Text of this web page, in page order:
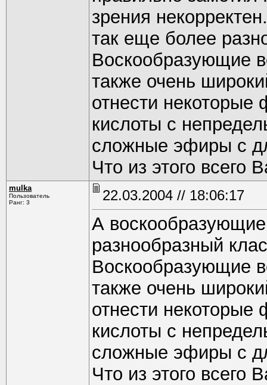
зрения
так еще более
Воскообразующие
также очень
отнести
кислоты с
сложные эфиры с
Что из этого всего
mulka
Пользователь
Ранг: 3
22.03.2004 // 18:06:17
А
разнообразный
Воскообразующие
также очень
отнести
кислоты с
сложные эфиры с
Что из этого всего